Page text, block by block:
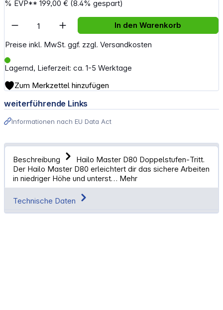
% EVP**199,00 € (8.4% gespart)
Preise inkl. MwSt. ggf. zzgl. Versandkosten
Lagernd, Lieferzeit: ca. 1-5 Werktage
Artikel Anzahl: Gib den gewünschten
In den Warenkorb
Zum Merkzettel hinzufügen
weiterführende Links
Informationen nach EU Data Act
Beschreibung
Hailo Master D80 Doppelstufen‑Tritt.
Der Hailo Master D80 erleichtert dir das sichere Arbeiten
in niedriger Höhe und unterst… Mehr
Technische Daten